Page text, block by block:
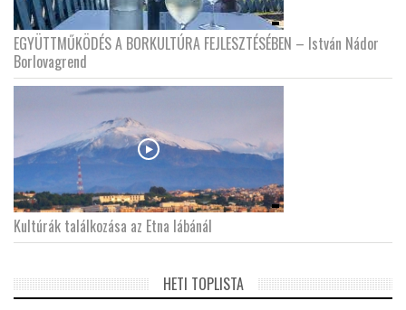
EGYÜTTMŰKÖDÉS A BORKULTÚRA FEJLESZTÉSÉBEN – István Nádor
Borlovagrend
Kultúrák találkozása az Etna lábánál
HETI TOPLISTA